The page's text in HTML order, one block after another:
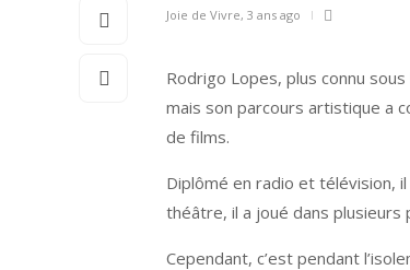
Joie de Vivre, 3 ans ago
Rodrigo Lopes, plus connu
mais son parcours artistique a
de films.
Diplômé en radio et télévision,
théâtre, il a joué dans
Cependant, c’est pendant